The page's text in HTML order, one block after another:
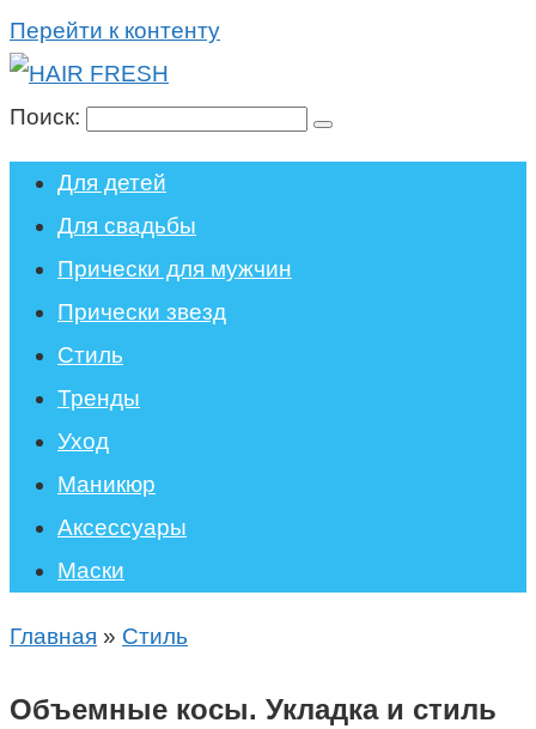
Перейти к контенту
Поиск:
Для детей
Для свадьбы
Прически для мужчин
Прически звезд
Стиль
Тренды
Уход
Маникюр
Аксессуары
Маски
Главная » Стиль
Объемные косы. Укладка и стиль